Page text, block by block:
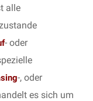
alle
- oder
-, oder
es sich um